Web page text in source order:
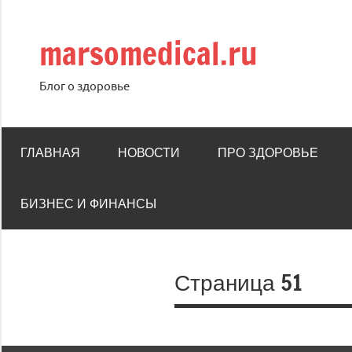
содержимому
marsomedical.ru
Блог о здоровье
ГЛАВНАЯ НОВОСТИ ПРО ЗДОРОВЬЕ
БИЗНЕС И ФИНАНСЫ
Страница 51